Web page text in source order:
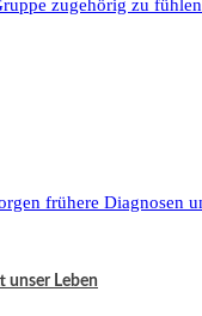
unser Leben